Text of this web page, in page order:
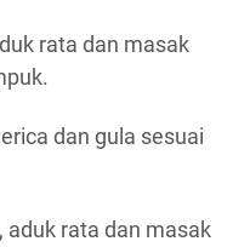
rata dan masak
dan gula sesuai
aduk rata dan masak